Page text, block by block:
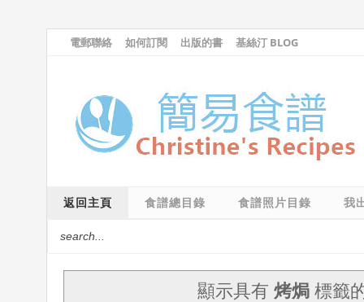
電郵聯絡 如何訂閱 出版的書 基絲汀 BLOG
返回主頁 食譜總目錄 食譜照片目錄 我
顯示具有烤焗 標籤